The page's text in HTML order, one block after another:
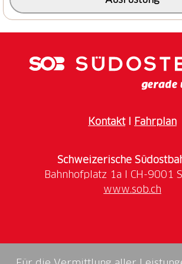
KontaktI Fahrplan
Schweizerische
www.sob.ch